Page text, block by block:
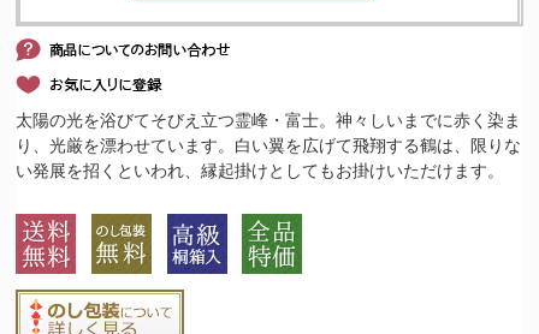
太陽の光を浴びてそびえ立つ霊峰・富士。神々しいまでに赤く染ま
り、光厳を漂わせています。白い翼を広げて飛翔する鶴は、限りな
い発展を招くといわれ、縁起掛けとしてもお掛けいただけます。